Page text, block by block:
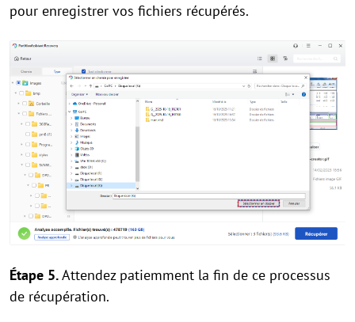
pour enregistrer vos fichiers récupérés.
Étape 5.Attendez patiemment la fin de ce processus
de récupération.